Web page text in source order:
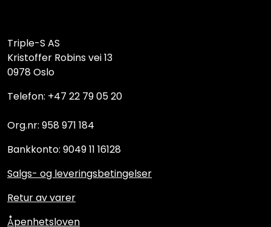
Triple-S AS
Kristoffer Robins vei 13
0978 Oslo
Telefon: +47 22 79 05 20
Org.nr: 958 971 184
Bankkonto: 9049 11 16128
Salgs- og leveringsbetingelser
Retur av varer
Åpenhetsloven